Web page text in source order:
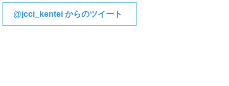
@jcci_kentei からのツイート